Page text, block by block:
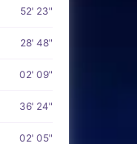
52' 23"
28' 48"
02' 09"
36' 24"
02' 05"